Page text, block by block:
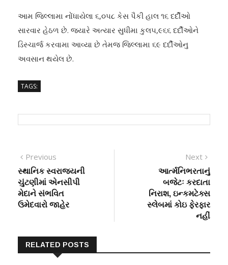
આમ જિલ્લામા નોંધાયેલા ૬,૦૫૮ કેસ પૈકી હાલ ૧૬ દર્દીઓ
સારવાર હેઠળ છે. જ્યારે અત્યાર સુધીમા કુલ૫,૯૬૬ દર્દીઓને
ડિસ્ચાર્જ કરવામા આવ્યા છે તેમજ જિલ્લામા ૬૯ દર્દીઓનુ
અવસાન થયેલ છે.
TAGS:
Post
navigation
Previous
post:
સ્થાનિક સ્વરાજ્યની
ચુંટણીમાં એનસીપી
મેદાને સંભવિત
ઉમેદવારો જાહેર
Next
post:
આર્ત્મનિભરતાનું
બજેટઃ કરદાતા
નિરાશ, ઇન્કમટેક્સ
સ્લેબમાં કોઇ ફેરફાર
નહીં
RELATED POSTS